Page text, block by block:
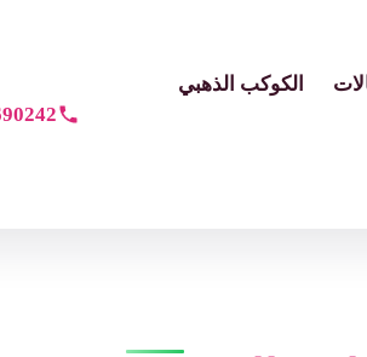
الكوكب الذهبي